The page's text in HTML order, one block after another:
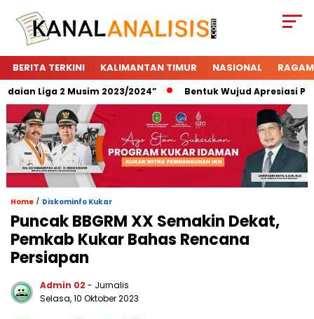
BERITA TERKINI KALIMANTAN TIMUR NASIONAL RAGAM
Liga 2 Musim 2023/2024” Bentuk Wujud Apresiasi
Home / Diskominfo Kukar
Puncak BBGRM XX Semakin Dekat,
Pemkab Kukar Bahas Rencana
Persiapan
Admin 02 - Jurnalis
Selasa, 10 Oktober 2023